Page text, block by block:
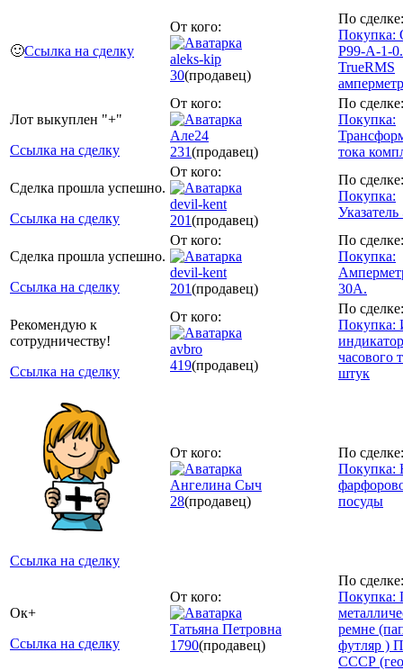
🙂Ссылка на сделку
От кого:
aleks-kip
30(продавец)
По сделке:
Покупка:
P99-A-1-
TrueRMS
амперметр
Лот выкуплен "+"
Ссылка на сделку
От кого:
Але24
231(продавец)
По сделке:
Покупка:
тока
Сделка прошла успешно.
Ссылка на сделку
От кого:
devil-kent
201(продавец)
По сделке:
Покупка:
Сделка прошла успешно.
Ссылка на сделку
От кого:
devil-kent
201(продавец)
По сделке:
Покупка:
30А.
Рекомендую к
сотрудничеству!
Ссылка на сделку
От кого:
avbro
419(продавец)
По сделке:
Покупка:
часового
штук
Ссылка на сделку
От кого:
Ангелина Сыч
28(продавец)
По сделке:
Покупка:
посуды
Ок+
Ссылка на сделку
От кого:
Татьяна Петровна
1790(продавец)
По сделке:
Покупка:
ремне
футляр )
СССР